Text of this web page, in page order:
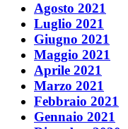
Agosto 2021
Luglio 2021
Giugno 2021
Maggio 2021
Aprile 2021
Marzo 2021
Febbraio 2021
Gennaio 2021